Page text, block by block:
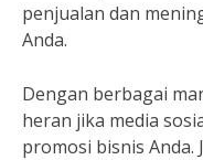
penjualan dan
Anda.
Dengan berbagai
heran jika media
promosi bisnis